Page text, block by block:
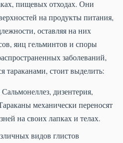
пищевых отходах. Они
на продукты питания,
оставляя на них
яиц гельминтов и споры
заболеваний,
тараканами, стоит выделить:
Сальмонеллез, дизентерия,
механически переносят
на своих лапках и телах.
видов глистов